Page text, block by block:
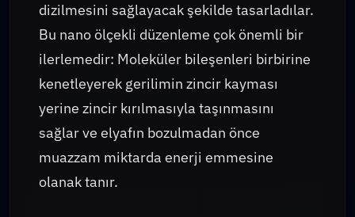
dizilmesini sağlayacak şekilde tasarladılar.
Bu nano ölçekli düzenleme çok önemli bir
ilerlemedir: Moleküler bileşenleri birbirine
kenetleyerek gerilimin zincir kayması
yerine zincir kırılmasıyla taşınmasını
sağlar ve elyafın bozulmadan önce
muazzam miktarda enerji emmesine
olanak tanır.